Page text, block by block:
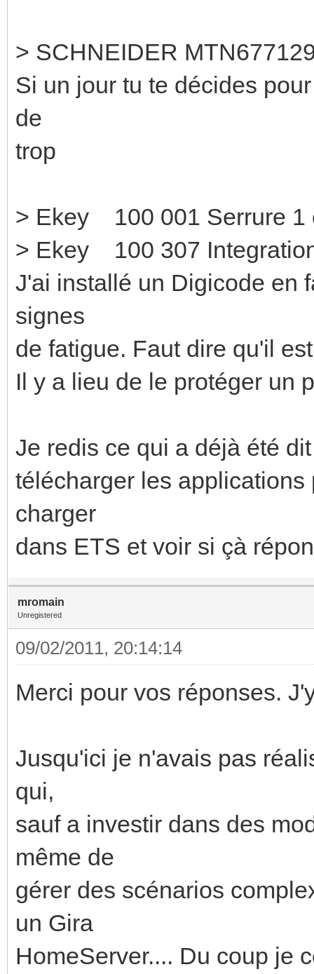
> SCHNEIDER
Si un jour tu te décides
de
trop
> Ekey 100 001
> Ekey 100 307
J'ai installé un Digicode en
signes
de fatigue. Faut dire qu'il
Il y a lieu de le protéger un
Je redis ce qui a déjà été
télécharger les
charger
dans ETS et voir si çà
mromain
Unregistered
09/02/2011, 20:14:14
Merci pour vos réponses.
Jusqu'ici je n'avais pas
qui,
sauf a investir dans des
même de
gérer des scénarios
un Gira
HomeServer.... Du coup je